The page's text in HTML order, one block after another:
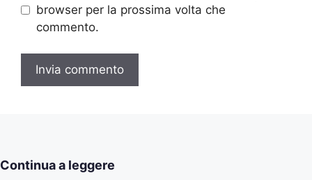
browser per la prossima volta che
commento.
Continua a leggere